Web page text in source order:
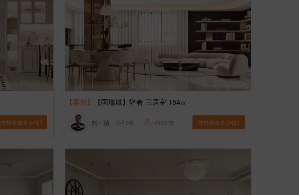
这样装修多少钱?
【案例】 【国瑞城】轻奢 三居室 154㎡
刘一禛 9张 1499浏览 这样装修多少钱?